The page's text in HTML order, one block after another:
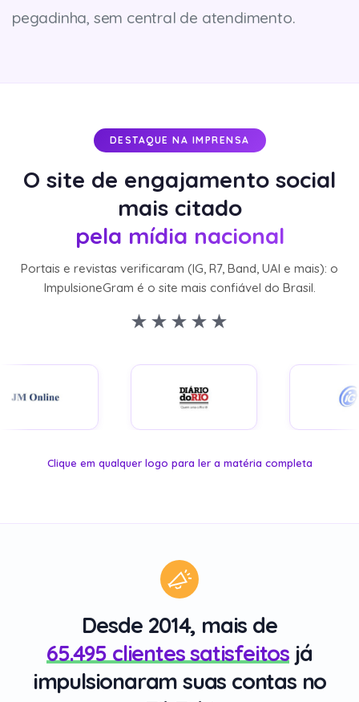
pegadinha, sem central de atendimento.
Desde 2014, mais de
65.495 clientes satisfeitos já
impulsionaram suas contas no